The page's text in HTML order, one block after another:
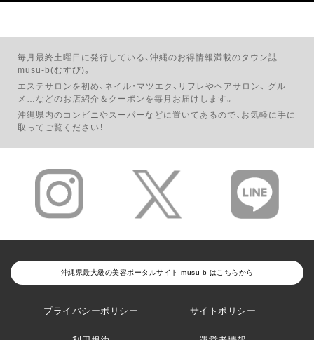
毎月最終土曜日に発行している、沖縄のお得情報満載のタウン誌
musu-b(むすび)。
エステサロンを初め、ネイル・マツエク、リフレやヘアサロン、 グル
メ…などのお店紹介＆クーポンを毎月お届けします。
沖縄県内のコンビニやスーパーなどに置いてあるので、お気軽に手に
取ってご覧ください！
沖縄県最大級の美容ポータルサイト musu-b はこちらから
プライバシーポリシー サイトポリシー